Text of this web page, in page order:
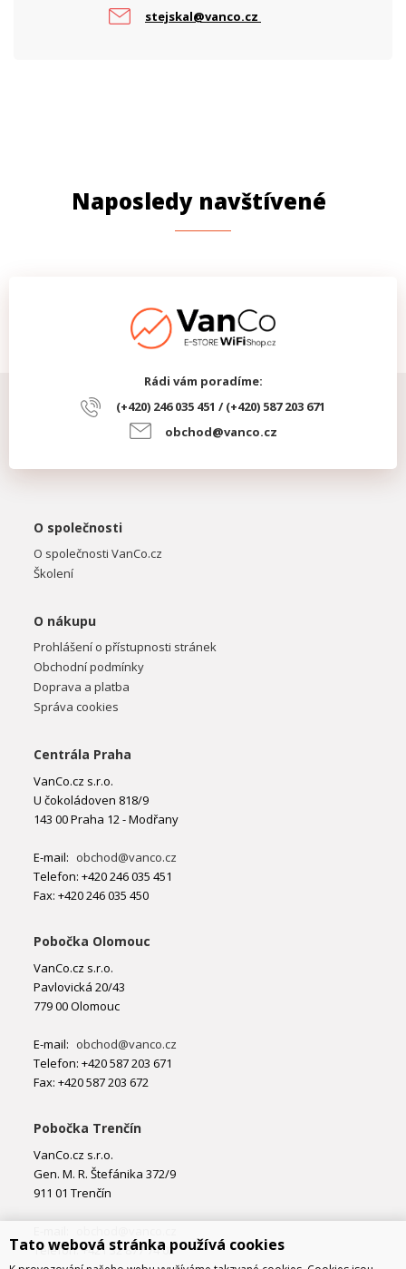
stejskal@vanco.cz
Naposledy navštívené
Rádi vám poradíme:
(+420) 246 035 451 / (+420) 587 203 671
obchod@vanco.cz
O společnosti
O společnosti VanCo.cz
Školení
O nákupu
Prohlášení o přístupnosti stránek
Obchodní podmínky
Doprava a platba
Správa cookies
Centrála Praha
VanCo.cz s.r.o.
U čokoládoven 818/9
143 00 Praha 12 - Modřany
E-mail: obchod@vanco.cz
Telefon: +420 246 035 451
Fax: +420 246 035 450
Pobočka Olomouc
VanCo.cz s.r.o.
Pavlovická 20/43
779 00 Olomouc
E-mail: obchod@vanco.cz
Telefon: +420 587 203 671
Fax: +420 587 203 672
Pobočka Trenčín
VanCo.cz s.r.o.
Gen. M. R. Štefánika 372/9
911 01 Trenčín
Telefon: +421 32 877 74 02
Tato webová stránka používá cookies